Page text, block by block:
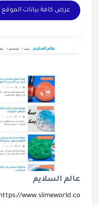
عرض كافة بيانات الموقع
عالم السلايم
https://www.slimeworld.co/